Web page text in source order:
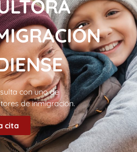
con uno de
de inmigración.
cita